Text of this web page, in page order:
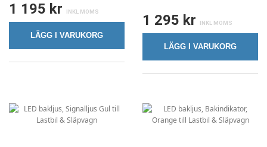
1 195 kr
LÄGG I VARUKORG
1 295 kr
LÄGG I VARUKORG